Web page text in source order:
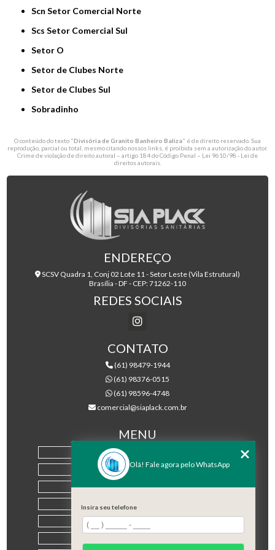
Scn Setor Comercial Norte
Scs Setor Comercial Sul
Setor O
Setor de Clubes Norte
Setor de Clubes Sul
Sobradinho
O conteúdo do texto "Divisória de Granito Banheiro Baliza" é de direito reservado. Sua
reprodução, parcial ou total, mesmo citando nossos links, é proibida sem a autorização do autor.
Crime de violação de direito autoral – artigo 184 do Código Penal – Lei 9610/98 - Lei de
direitos autorais.
ENDEREÇO
SCSV Quadra 1, Conj 02 Lote 11 - Setor Leste (Vila Estrutural)
Brasília - DF - CEP: 71262-110
REDES SOCIAIS
CONTATO
(61) 98479-1944
(61) 98376-0515
(61) 98596-4748
comercial@siaplack.com.br
MENU
EMPRESA
PRODUTOS
Olá! Fale agora pelo WhatsApp
Insira seu telefone